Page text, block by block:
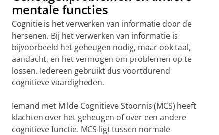
mentale functies
Cognitie is het verwerken van informatie door de
hersenen. Bij het verwerken van informatie is
bijvoorbeeld het geheugen nodig, maar ook taal,
aandacht, en het vermogen om problemen op te
lossen. Iedereen gebruikt dus voortdurend
cognitieve vaardigheden.
Iemand met Milde Cognitieve Stoornis (MCS) heeft
klachten over het geheugen of over een andere
cognitieve functie. MCS ligt tussen normale